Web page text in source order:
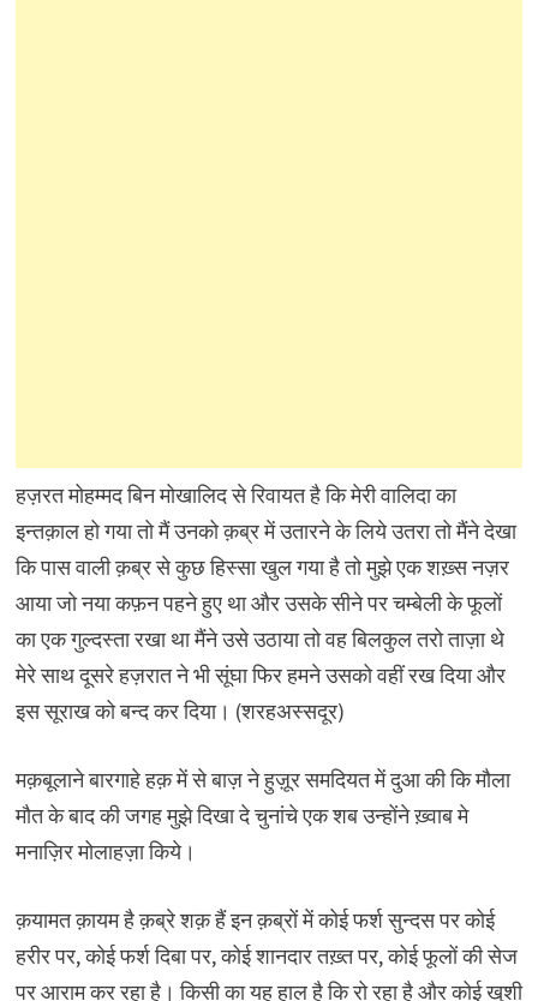
हज़रत मोहम्मद बिन मोखालिद से रिवायत है कि मेरी वालिदा का
इन्तक़ाल हो गया तो मैं उनको क़ब्र में उतारने के लिये उतरा तो मैंने देखा
कि पास वाली क़ब्र से कुछ हिस्सा खुल गया है तो मुझे एक शख़्स नज़र
आया जो नया कफ़न पहने हुए था और उसके सीने पर चम्बेली के फूलों
का एक गुल्दस्ता रखा था मैंने उसे उठाया तो वह बिलकुल तरो ताज़ा थे
मेरे साथ दूसरे हज़रात ने भी सूंघा फिर हमने उसको वहीं रख दिया और
इस सूराख को बन्द कर दिया। (शरहअस्सदूर)
मक़बूलाने बारगाहे हक़ में से बाज़ ने हुज़ूर समदियत में दुआ की कि मौला
मौत के बाद की जगह मुझे दिखा दे चुनांचे एक शब उन्होंने ख़्वाब मे
मनाज़िर मोलाहज़ा किये।
क़यामत क़ायम है क़ब्रे शक़ हैं इन क़ब्रों में कोई फर्श सुन्दस पर कोई
हरीर पर, कोई फर्श दिबा पर, कोई शानदार तख़्त पर, कोई फूलों की सेज
पर आराम कर रहा है। किसी का यह हाल है कि रो रहा है और कोई खुशी